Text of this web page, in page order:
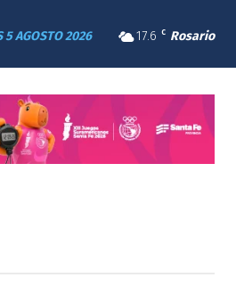
17.6 C Rosario
5 AGOSTO 2026